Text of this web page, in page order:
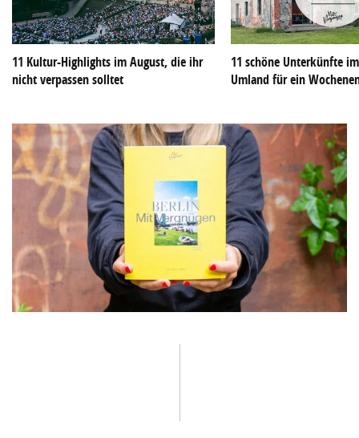
11 Kultur-Highlights im August, die ihr
nicht verpassen solltet
11 schöne Unterkünfte
Umland für ein